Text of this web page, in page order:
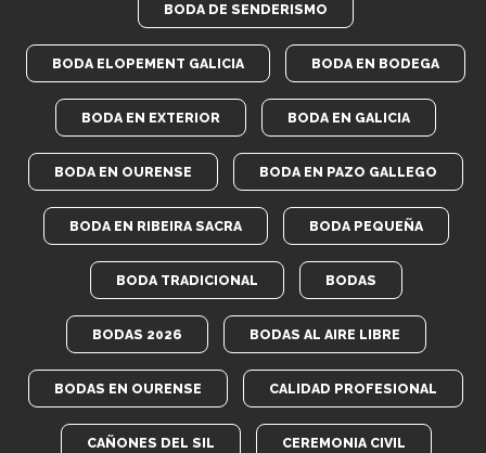
BODA DE SENDERISMO
BODA ELOPEMENT GALICIA BODA EN BODEGA
BODA EN EXTERIOR BODA EN GALICIA
BODA EN OURENSE BODA EN PAZO GALLEGO
BODA EN RIBEIRA SACRA BODA PEQUEÑA
BODA TRADICIONAL BODAS
BODAS 2026 BODAS AL AIRE LIBRE
BODAS EN OURENSE CALIDAD PROFESIONAL
CAÑONES DEL SIL CEREMONIA CIVIL